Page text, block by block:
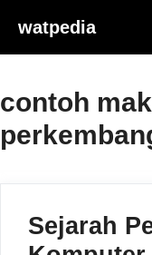
content
watpedia
contoh
Sejarah